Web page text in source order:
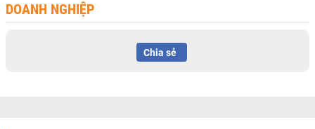
DOANH NGHIỆP
Chia sẻ